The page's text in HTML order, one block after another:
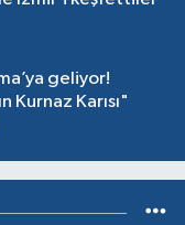
geliyor!
Kurnaz Karısı"